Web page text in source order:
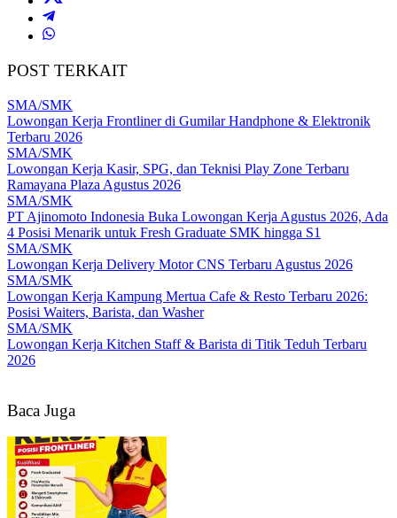
POST TERKAIT
SMA/SMK
Lowongan Kerja Frontliner di Gumilar Handphone & Elektronik
Terbaru 2026
SMA/SMK
Lowongan Kerja Kasir, SPG, dan Teknisi Play Zone Terbaru
Ramayana Plaza Agustus 2026
SMA/SMK
PT Ajinomoto Indonesia Buka Lowongan Kerja Agustus 2026, Ada
4 Posisi Menarik untuk Fresh Graduate SMK hingga S1
SMA/SMK
Lowongan Kerja Delivery Motor CNS Terbaru Agustus 2026
SMA/SMK
Lowongan Kerja Kampung Mertua Cafe & Resto Terbaru 2026:
Posisi Waiters, Barista, dan Washer
SMA/SMK
Lowongan Kerja Kitchen Staff & Barista di Titik Teduh Terbaru
2026
Baca Juga